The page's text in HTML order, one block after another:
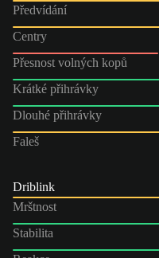
Předvídání
Centry
Přesnost volných kopů
Krátké přihrávky
Dlouhé přihrávky
Faleš
Driblink
Mrštnost
Stabilita